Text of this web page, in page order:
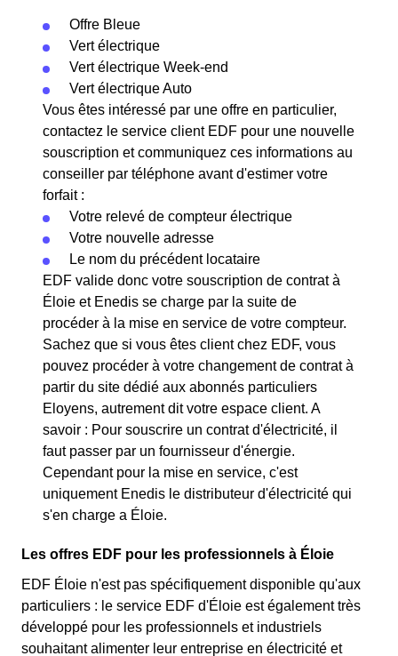
Offre Bleue
Vert électrique
Vert électrique Week-end
Vert électrique Auto
Vous êtes intéressé par une offre en particulier,
contactez le service client EDF pour une nouvelle
souscription et communiquez ces informations au
conseiller par téléphone avant d'estimer votre
forfait :
Votre relevé de compteur électrique
Votre nouvelle adresse
Le nom du précédent locataire
EDF valide donc votre souscription de contrat à
Éloie et Enedis se charge par la suite de
procéder à la mise en service de votre compteur.
Sachez que si vous êtes client chez EDF, vous
pouvez procéder à votre changement de contrat à
partir du site dédié aux abonnés particuliers
Eloyens, autrement dit votre espace client. A
savoir : Pour souscrire un contrat d'électricité, il
faut passer par un fournisseur d'énergie.
Cependant pour la mise en service, c'est
uniquement Enedis le distributeur d'électricité qui
s'en charge a Éloie.
Les offres EDF pour les professionnels à Éloie
EDF Éloie n'est pas spécifiquement disponible qu'aux
particuliers : le service EDF d'Éloie est également très
développé pour les professionnels et industriels
souhaitant alimenter leur entreprise en électricité et